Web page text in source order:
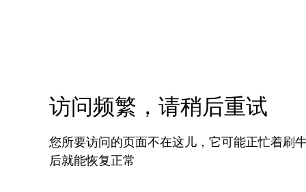
访问频繁，请稍后重试
您所要访问的页面不在这儿，它可能正忙着刷
后就能恢复正常